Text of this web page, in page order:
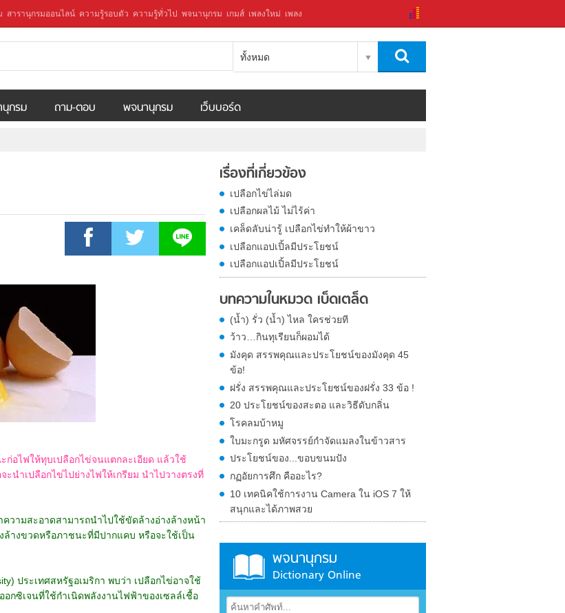
สารานุกรมออนไลน์ ความรู้รอบตัว ความรู้ทั่วไป พจนานุกรม เกมส์ เพลงใหม่ เพลง
ทั้งหมด
กรม ถาม-ตอบ พจนานุกรม เว็บบอร์ด
อไฟให้ทุบเปลือกไข่จนแตกละเอียด แล้วใช้
นำเปลือกไข่ไปย่างไฟให้เกรียม นำไปวางตรงที่
วามสะอาดสามารถนำไปใช้ขัดล้างอ่างล้างหน้า
ล้างขวดหรือภาชนะที่มีปากแคบ หรือจะใช้เป็น
ประเทศสหรัฐอเมริกา พบว่า เปลือกไข่อาจใช้
กซิเจนที่ใช้กำเนิดพลังงานไฟฟ้าของเซลล์เชื้อ
เรื่องที่เกี่ยวข้อง
เปลือกไข่ไล่มด
เปลือกผลไม้ ไม่ไร้ค่า
เคล็ดลับน่ารู้ เปลือกไข่ทำให้ผ้าขาว
เปลือกแอปเปิ้ลมีประโยชน์
เปลือกแอปเปิ้ลมีประโยชน์
บทความในหมวด เบ็ดเตล็ด
(น้ำ) รั่ว (น้ำ) ไหล ใครช่วยที
ว้าว…กินทุเรียนก็ผอมได้
มังคุด สรรพคุณและประโยชน์ของมังคุด 45
ข้อ!
ฝรั่ง สรรพคุณและประโยชน์ของฝรั่ง 33 ข้อ !
20 ประโยชน์ของสะตอ และวิธีดับกลิ่น
โรคลมบ้าหมู
ใบมะกรูด มหัศจรรย์กำจัดแมลงในข้าวสาร
ประโยชน์ของ...ขอบขนมปัง
กฏอัยการศึก คืออะไร?
10 เทคนิคใช้การงาน Camera ใน iOS 7 ให้
สนุกและได้ภาพสวย
พจนานุกรม
Dictionary Online